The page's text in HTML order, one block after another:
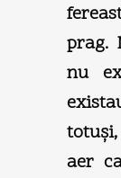
prag.
nu
aer